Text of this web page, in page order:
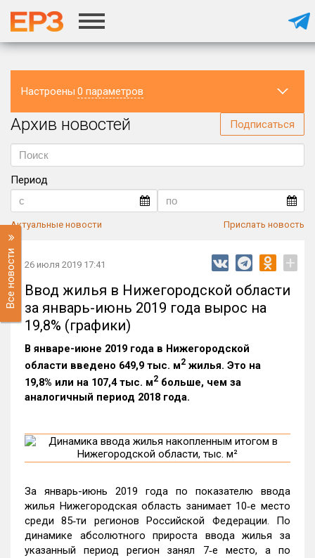
Настроены 0 параметров
Регион
Архив новостей Подписаться
Период
Актуальные новости Прислать новость
Все новости 26 июля 2019 17:41 +
Ввод жилья в Нижегородской области
за январь-июнь 2019 года вырос на
19,8% (графики)
В январе-июне 2019 года в Нижегородской
области введено 649,9 тыс. м2 жилья. Это на
19,8% или на 107,4 тыс. м2 больше, чем за
аналогичный период 2018 года.
За январь-июнь 2019 года по показателю ввода
жилья Нижегородская область занимает 10‑е место
среди 85‑ти регионов Российской Федерации. По
динамике абсолютного прироста ввода жилья за
указанный период регион занял 7‑е место, а по